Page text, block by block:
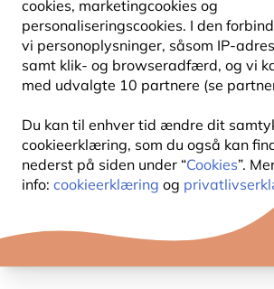
cookies, marketingcookies og
personaliseringscookies. I den
vi personoplysninger, såsom IP-
samt klik- og browseradfærd, og vi
med udvalgte 10 partnere (se
Du kan til enhver tid ændre dit
cookieerklæring, som du også kan
nederst på siden under “Cookies”.
info: cookieerklæring og